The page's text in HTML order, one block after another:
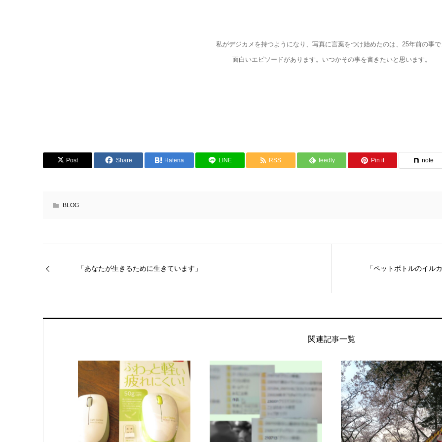
私がデジカメを持つようになり、写真に言葉をつけ始めたのは、25年前の事で
面白いエピソードがあります。いつかその事を書きたいと思います。
Post Share Hatena LINE RSS feedly Pin it note
BLOG
「あなたが生きるために生きています」 「ペットボトルのイル
関連記事一覧